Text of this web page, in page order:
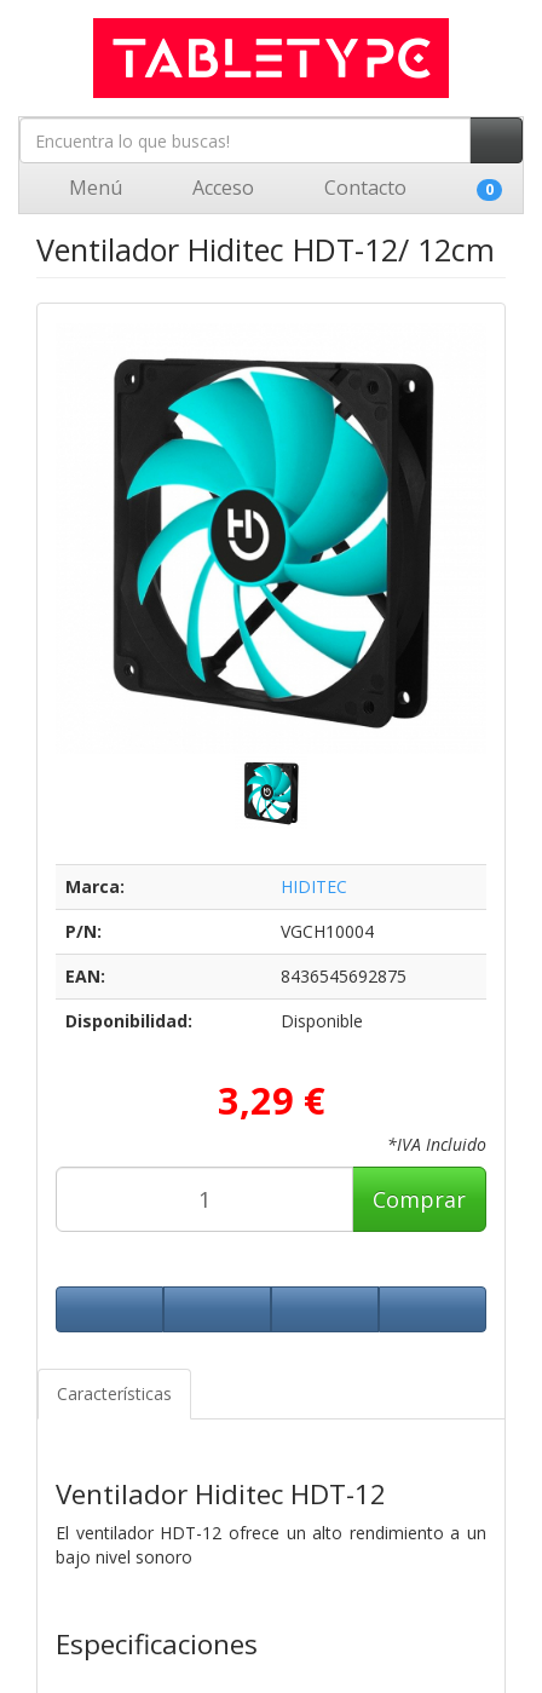
Menú Acceso Contacto 0
Ventilador Hiditec HDT-12/ 12cm
Marca:
HIDITEC
P/N:
VGCH10004
EAN:
8436545692875
Disponibilidad:
Disponible
3,29 €
*IVA Incluido
Comprar
Características
Ventilador Hiditec HDT-12
El ventilador HDT-12 ofrece un alto rendimiento a un
bajo nivel sonoro
Especificaciones